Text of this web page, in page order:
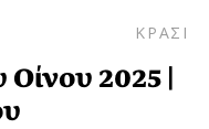
ΚΡΑΣΙ
2025 |